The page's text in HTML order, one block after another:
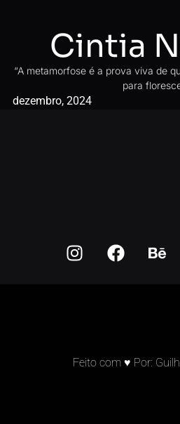
Cintia
“A metamorfose é a prova viva de
para
dezembro, 2024
Feito com ♥ Por: